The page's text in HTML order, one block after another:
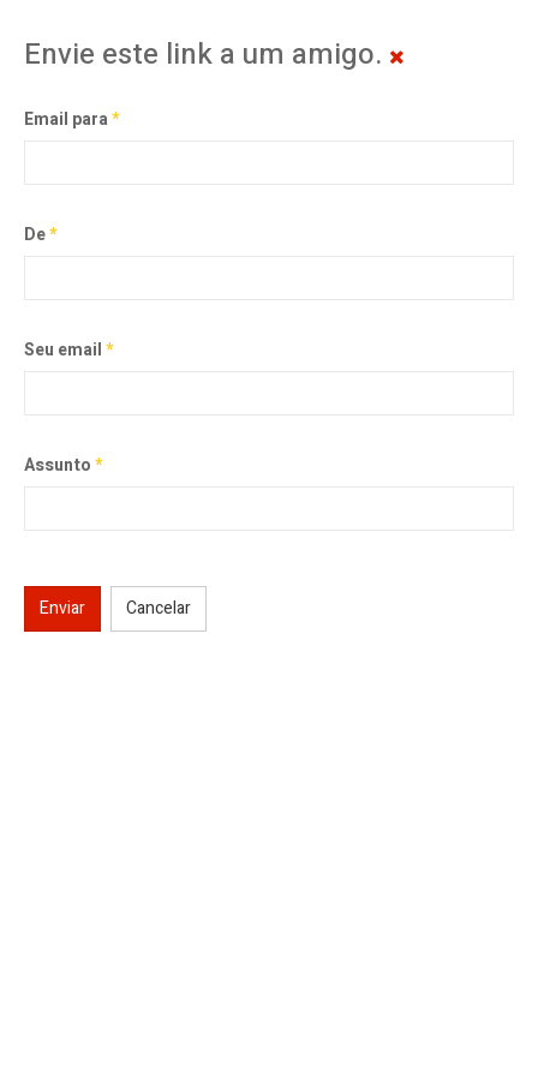
Envie este link a um amigo.
Email para*
De*
Seu email*
Assunto*
Enviar Cancelar